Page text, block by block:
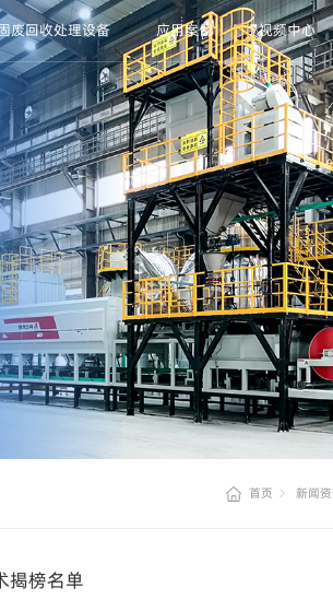
废回收处理设备 应用案例 视频中心
首页 新闻
揭榜名单